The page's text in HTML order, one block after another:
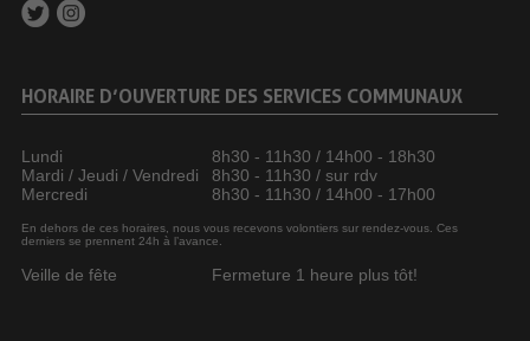
HORAIRE D’OUVERTURE DES SERVICES COMMUNAUX
Lundi
8h30 - 11h30 / 14h00 - 18h30
Mardi / Jeudi / Vendredi
8h30 - 11h30 / sur rdv
Mercredi
8h30 - 11h30 / 14h00 - 17h00
En dehors de ces horaires, nous vous recevons volontiers sur rendez-vous. Ces
derniers se prennent 24h à l’avance.
Veille de fête Fermeture 1 heure plus tôt!